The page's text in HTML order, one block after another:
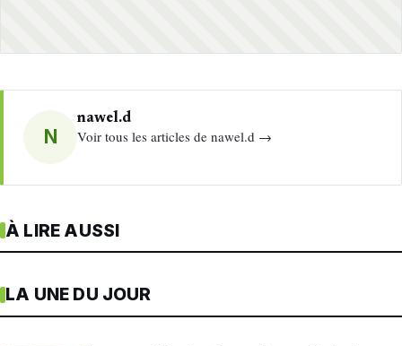
N
nawel.d
Voir tous les articles de nawel.d →
À LIRE AUSSI
LA UNE DU JOUR